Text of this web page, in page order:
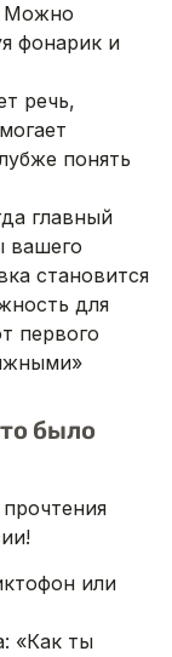
Можно
фонарик и
речь,
понять
главный
вашего
становится
для
первого
было
или
«Как ты